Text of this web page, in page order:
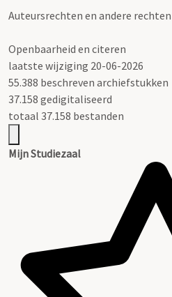
Auteursrechten en andere rechten
Openbaarheid en citeren
laatste wijziging 20-06-2026
55.388 beschreven archiefstukken
37.158 gedigitaliseerd
totaal 37.158 bestanden
Mijn Studiezaal